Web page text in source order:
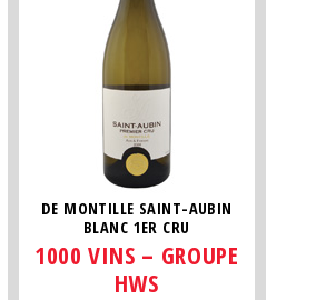
DE MONTILLE SAINT-AUBIN
BLANC 1ER CRU
1000 VINS – GROUPE
HWS